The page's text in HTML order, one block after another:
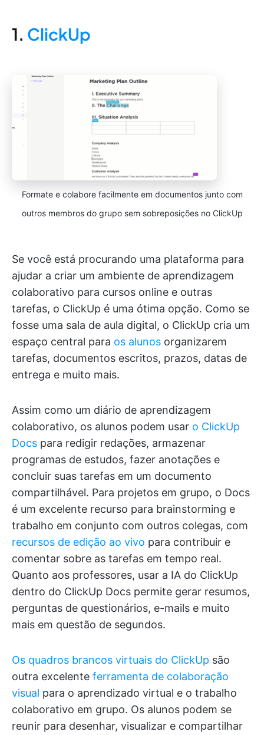
1. ClickUp
Formate e colabore facilmente em documentos junto com
outros membros do grupo sem sobreposições no ClickUp
Se você está procurando uma plataforma para
ajudar a criar um ambiente de aprendizagem
colaborativo para cursos online e outras
tarefas, o ClickUp é uma ótima opção. Como se
fosse uma sala de aula digital, o ClickUp cria um
espaço central para os alunos organizarem
tarefas, documentos escritos, prazos, datas de
entrega e muito mais.
Assim como um diário de aprendizagem
colaborativo, os alunos podem usar o ClickUp
Docs para redigir redações, armazenar
programas de estudos, fazer anotações e
concluir suas tarefas em um documento
compartilhável. Para projetos em grupo, o Docs
é um excelente recurso para brainstorming e
trabalho em conjunto com outros colegas, com
recursos de edição ao vivo para contribuir e
comentar sobre as tarefas em tempo real.
Quanto aos professores, usar a IA do ClickUp
dentro do ClickUp Docs permite gerar resumos,
perguntas de questionários, e-mails e muito
mais em questão de segundos.
Os quadros brancos virtuais do ClickUp são
outra excelente ferramenta de colaboração
visual para o aprendizado virtual e o trabalho
colaborativo em grupo. Os alunos podem se
reunir para desenhar, visualizar e compartilhar